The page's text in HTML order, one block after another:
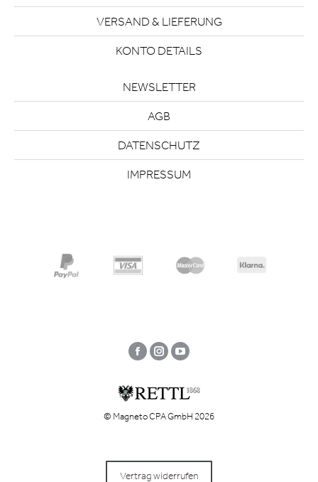
VERSAND & LIEFERUNG
KONTO DETAILS
NEWSLETTER
AGB
DATENSCHUTZ
IMPRESSUM
Facebook
InstagramYouTube
© Magneto CPA GmbH 2026
Vertrag widerrufen